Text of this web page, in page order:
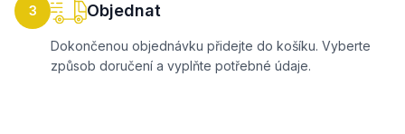
3 Objednat
Dokončenou objednávku přidejte do košíku. Vyberte
způsob doručení a vyplňte potřebné údaje.